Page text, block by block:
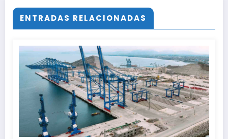
ENTRADAS RELACIONADAS